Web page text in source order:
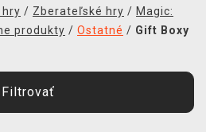
hry / Zberateľské hry / Magic:
produkty / Ostatné / Gift Boxy
Filtrovať